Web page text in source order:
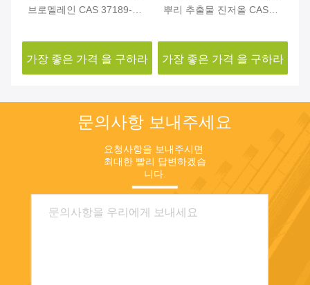
브로멜레인 CAS 37189-34-
가장 좋은 가격 을 구하라
뿌리 추출물 진저올 CAS
가장 좋은 가격 을 구하라
문의사항 보내주세요
요청사항을 보내주시면
최대한 빨리 답변하겠습
니다.